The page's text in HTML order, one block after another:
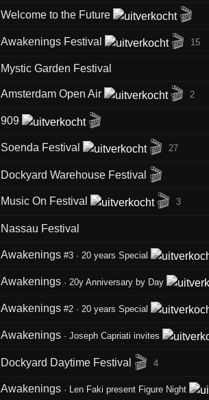
Welcome to the Future 🎬
Awakenings Festival 🎬 15
Mystic Garden Festival
Amsterdam Open Air 🎬 2
909 🎬
Soenda Festival 🎬 27
Dockyard Warehouse Festival 🎬
Music On Festival 🎬 3
Nassau Festival
Awakenings#3 ·20 years Special
Awakenings ·20y Anniversary by Day
Awakenings#2 ·20 years Special
Awakenings ·Joseph Capriati invites
Dockyard Daytime Festival 🎬 4
Awakenings · Len Faki present Figure Night